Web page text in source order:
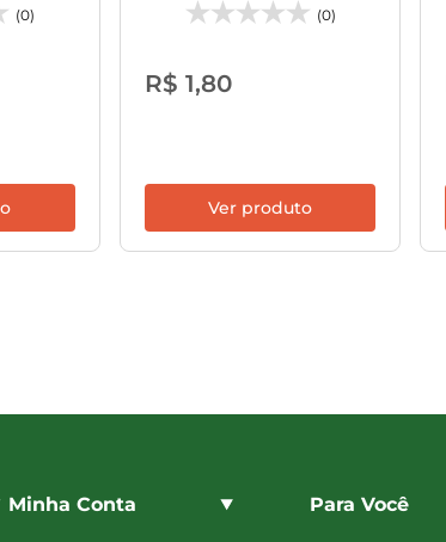
(0) (0)
R$ 1,80
Ver produto
Minha Conta Para Você